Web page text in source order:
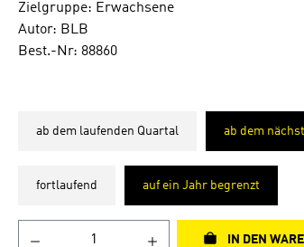
Zielgruppe: Erwachsene
Autor: BLB
Best.-Nr: 88860
ab dem laufenden Quartal ab dem
fortlaufend auf ein Jahr begrenzt
IN DEN